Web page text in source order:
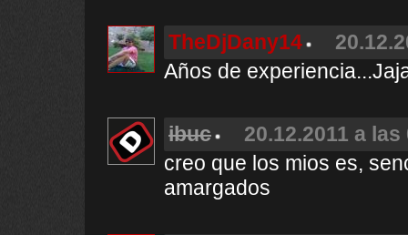
TheDjDany14
Años de
ibuc
20.12.2011 a las
creo que los mios es,
amargados